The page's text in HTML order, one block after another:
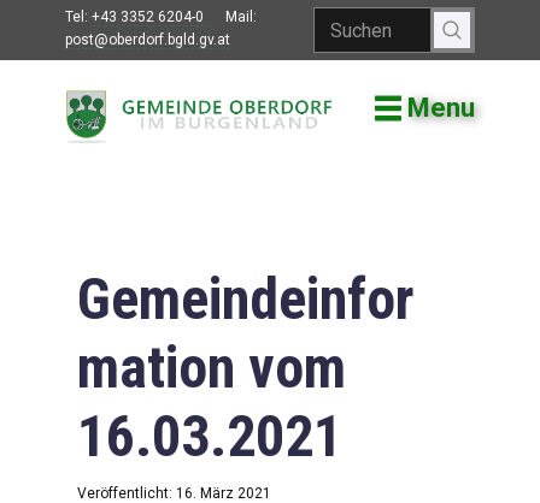
Tel: +43 3352 6204-0
Mail:
post@oberdorf.bgld.gv.at
Menu
Willkommen
Gemeindeamt
Gemeinderat
Bildung
Vereine
Gemeindeinfor
mation vom
16.03.2021
Veröffentlicht: 16. März 2021